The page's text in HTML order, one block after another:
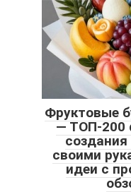
Фруктовые
— ТОП-200
создания
своими
идеи с